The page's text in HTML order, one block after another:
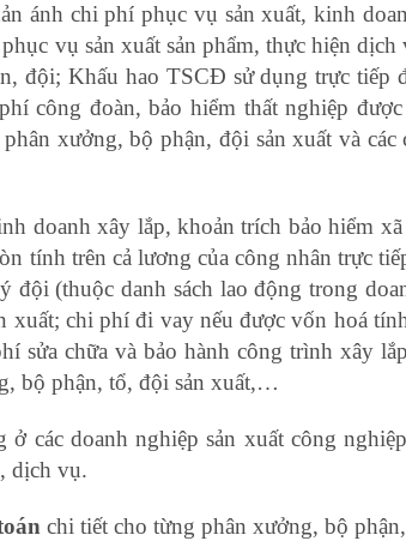
ánh chi phí phục vụ sản xuất, kinh
vụ sản xuất sản phẩm, thực hiện
đội; Khấu hao TSCĐ sử dụng trực tiếp
công đoàn, bảo hiểm thất nghiệp
xưởng, bộ phận, đội sản xuất và
doanh xây lắp, khoản trích bảo hiểm
tính trên cả lương của công nhân trực
đội (thuộc danh sách lao động trong
xuất; chi phí đi vay nếu được vốn hoá
sửa chữa và bảo hành công trình xây
bộ phận, tổ, đội sản xuất,…
các doanh nghiệp sản xuất công
dịch vụ.
chi tiết cho từng phân xưởng, bộ